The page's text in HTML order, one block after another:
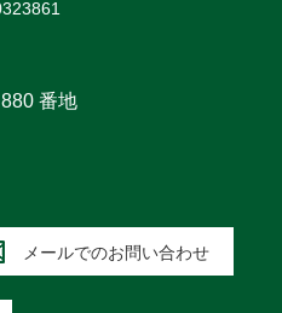
番地
メールでのお問い合わせ